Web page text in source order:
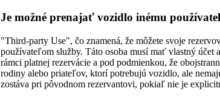
Je možné prenajať vozidlo inému
"Third-party Use", čo znamená, že môžete svoje
používateľom služby. Táto osoba musí mať vlastný
rámci platnej rezervácie a pod podmienkou, že
rodiny alebo priateľov, ktorí potrebujú vozidlo, ale
zostáva pri pôvodnom rezervantovi, pokiaľ nie je